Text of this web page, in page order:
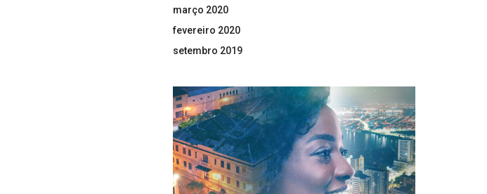
março 2020
fevereiro 2020
setembro 2019